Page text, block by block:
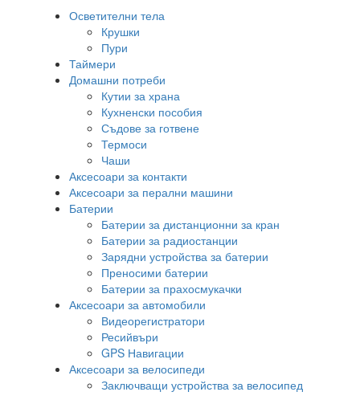
Осветителни тела
Крушки
Пури
Таймери
Домашни потреби
Кутии за храна
Кухненски пособия
Съдове за готвене
Термоси
Чаши
Аксесоари за контакти
Аксесоари за перални машини
Батерии
Батерии за дистанционни за кран
Батерии за радиостанции
Зарядни устройства за батерии
Преносими батерии
Батерии за прахосмукачки
Аксесоари за автомобили
Видеорегистратори
Ресийвъри
GPS Навигации
Аксесоари за велосипеди
Заключващи устройства за велосипед